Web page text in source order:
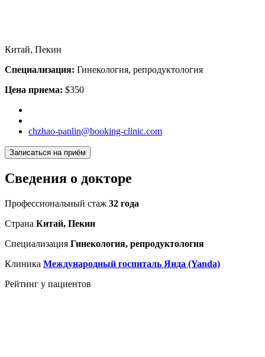
Китай, Пекин
Специализация: Гинекология, репродуктология
Цена приема: $350
chzhao-panlin@booking-clinic.com
Записаться на приём
Сведения о докторе
Профессиональный стаж 32 года
Страна Китай, Пекин
Специализация Гинекология, репродуктология
Клиника Международный госпиталь Янда (Yanda)
Рейтинг у пациентов